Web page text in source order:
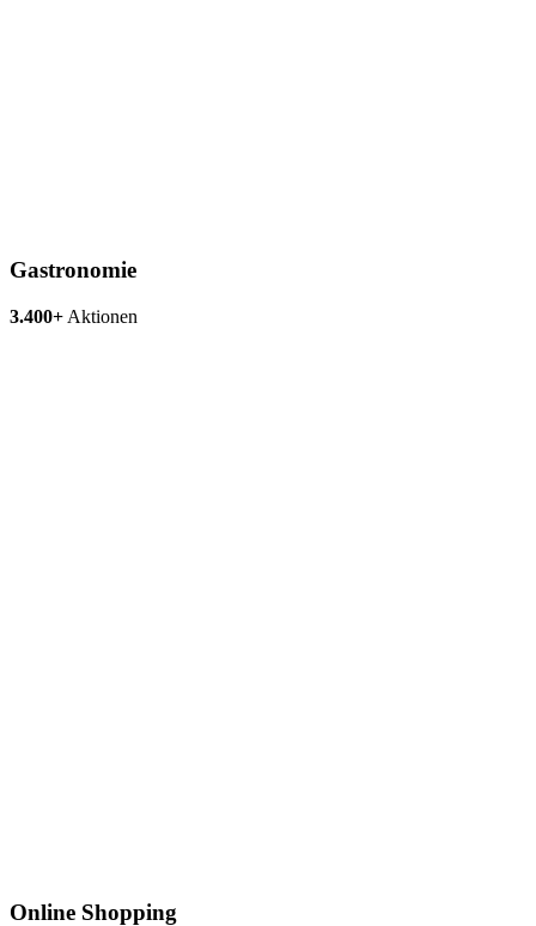
Gastronomie
3.400+ Aktionen
Online Shopping